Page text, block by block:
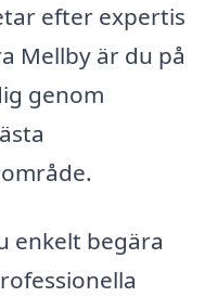
efter expertis
Mellby är du på
genom
enkelt begära